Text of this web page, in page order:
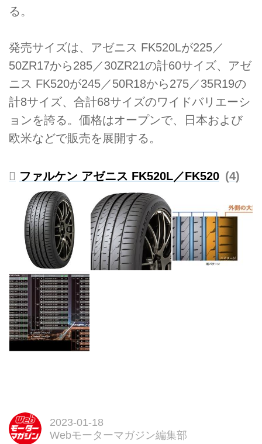
る。
発売サイズは、アゼニス FK520Lが225／
50ZR17から285／30ZR21の計60サイズ、アゼ
ニス FK520が245／50R18から275／35R19の
計8サイズ、合計68サイズのワイドバリエーシ
ョンを誇る。価格はオープンで、日本および
欧米などで販売を展開する。
ファルケン アゼニス FK520L／FK520 4
2023-01-18
Webモーターマガジン編集部